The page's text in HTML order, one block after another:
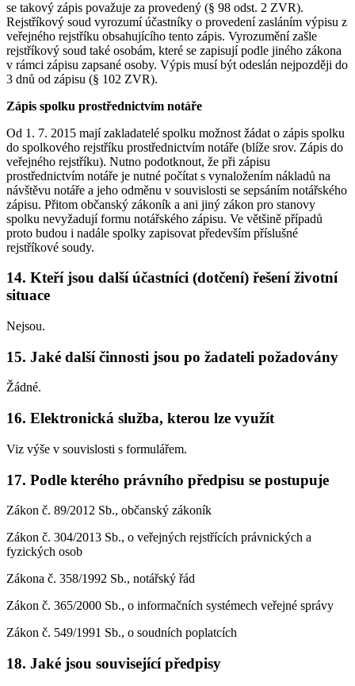
se takový zápis považuje za provedený (§ 98 odst. 2 ZVR).
Rejstříkový soud vyrozumí účastníky o provedení zasláním výpisu z
veřejného rejstříku obsahujícího tento zápis. Vyrozumění zašle
rejstříkový soud také osobám, které se zapisují podle jiného zákona
v rámci zápisu zapsané osoby. Výpis musí být odeslán nejpozději do
3 dnů od zápisu (§ 102 ZVR).
Zápis spolku prostřednictvím notáře
Od 1. 7. 2015 mají zakladatelé spolku možnost žádat o zápis spolku
do spolkového rejstříku prostřednictvím notáře (blíže srov. Zápis do
veřejného rejstříku). Nutno podotknout, že při zápisu
prostřednictvím notáře je nutné počítat s vynaložením nákladů na
návštěvu notáře a jeho odměnu v souvislosti se sepsáním notářského
zápisu. Přitom občanský zákoník a ani jiný zákon pro stanovy
spolku nevyžadují formu notářského zápisu. Ve většině případů
proto budou i nadále spolky zapisovat především příslušné
rejstříkové soudy.
14. Kteří jsou další účastníci (dotčení) řešení životní
situace
Nejsou.
15. Jaké další činnosti jsou po žadateli požadovány
Žádné.
16. Elektronická služba, kterou lze využít
Viz výše v souvislosti s formulářem.
17. Podle kterého právního předpisu se postupuje
Zákon č. 89/2012 Sb., občanský zákoník
Zákon č. 304/2013 Sb., o veřejných rejstřících právnických a
fyzických osob
Zákona č. 358/1992 Sb., notářský řád
Zákon č. 365/2000 Sb., o informačních systémech veřejné správy
Zákon č. 549/1991 Sb., o soudních poplatcích
18. Jaké jsou související předpisy